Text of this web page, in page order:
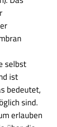
selbst
ist
bedeutet,
sind.
erlauben